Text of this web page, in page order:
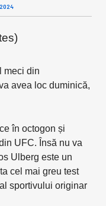
meci din
avea loc duminică,
în octogon și
UFC. Însă nu va
Ulberg este un
cel mai greu test
sportivului originar